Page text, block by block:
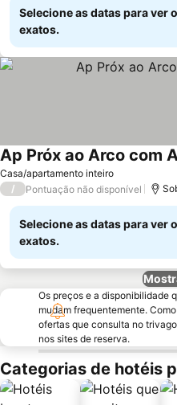
Selecione as datas para ver
exatos.
Casa/apartamento inteiro
Ap Próx ao Arco com
/ Pontuação não disponível
Selecione as datas para ver
exatos.
Os preços e a disponibilidade
mudam frequentemente.
ofertas que consulta no
nos sites de reserva.
Categorias de hotéis